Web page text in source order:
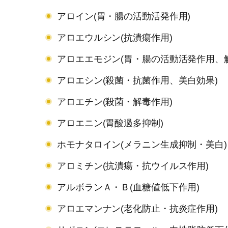
アロイン(胃・腸の活動活発作用)
アロエウルシン(抗潰瘍作用)
アロエエモジン(胃・腸の活動活発作用、
アロエシン(殺菌・抗菌作用、美白効果)
アロエチン(殺菌・解毒作用)
アロエニン(胃酸過多抑制)
ホモナタロイン(メラニン生成抑制・美白)
アロミチン(抗潰瘍・抗ウイルス作用)
アルボランＡ・Ｂ(血糖値低下作用)
アロエマンナン(老化防止・抗炎症作用)